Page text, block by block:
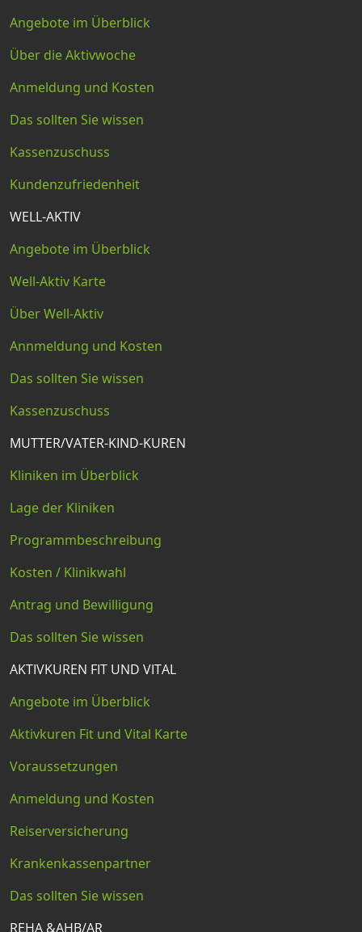
Angebote im Überblick
Über die Aktivwoche
Anmeldung und Kosten
Das sollten Sie wissen
Kassenzuschuss
Kundenzufriedenheit
WELL-AKTIV
Angebote im Überblick
Well-Aktiv Karte
Über Well-Aktiv
Annmeldung und Kosten
Das sollten Sie wissen
Kassenzuschuss
MUTTER/VATER-KIND-KUREN
Kliniken im Überblick
Lage der Kliniken
Programmbeschreibung
Kosten / Klinikwahl
Antrag und Bewilligung
Das sollten Sie wissen
AKTIVKUREN FIT UND VITAL
Angebote im Überblick
Aktivkuren Fit und Vital Karte
Voraussetzungen
Anmeldung und Kosten
Reiserversicherung
Krankenkassenpartner
Das sollten Sie wissen
REHA &AHB/AR